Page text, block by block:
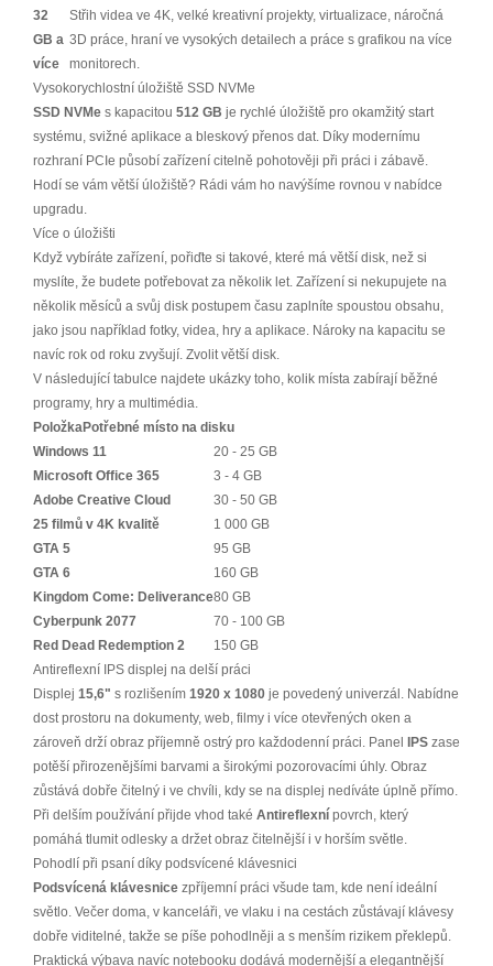
32
GB a
více
Střih videa ve 4K, velké kreativní projekty, virtualizace, náročná
3D práce, hraní ve vysokých detailech a práce s grafikou na více
monitorech.
Vysokorychlostní úložiště SSD NVMe
SSD NVMe s kapacitou 512 GB je rychlé úložiště pro okamžitý start
systému, svižné aplikace a bleskový přenos dat. Díky modernímu
rozhraní PCIe působí zařízení citelně pohotověji při práci i zábavě.
Hodí se vám větší úložiště? Rádi vám ho navýšíme rovnou v nabídce
upgradu.
Více o úložišti
Když vybíráte zařízení, pořiďte si takové, které má větší disk, než si
myslíte, že budete potřebovat za několik let. Zařízení si nekupujete na
několik měsíců a svůj disk postupem času zaplníte spoustou obsahu,
jako jsou například fotky, videa, hry a aplikace. Nároky na kapacitu se
navíc rok od roku zvyšují. Zvolit větší disk.
V následující tabulce najdete ukázky toho, kolik místa zabírají běžné
programy, hry a multimédia.
PoložkaPotřebné místo na disku
Windows 11
20 - 25 GB
Microsoft Office 365
3 - 4 GB
Adobe Creative Cloud
30 - 50 GB
25 filmů v 4K kvalitě
1 000 GB
GTA 5
95 GB
GTA 6
160 GB
Kingdom Come: Deliverance80 GB
Cyberpunk 2077
70 - 100 GB
Red Dead Redemption 2
150 GB
Antireflexní IPS displej na delší práci
Displej 15,6" s rozlišením 1920 x 1080 je povedený univerzál. Nabídne
dost prostoru na dokumenty, web, filmy i více otevřených oken a
zároveň drží obraz příjemně ostrý pro každodenní práci. Panel
IPS zase
potěší přirozenějšími barvami a širokými pozorovacími úhly. Obraz
zůstává dobře čitelný i ve chvíli, kdy se na displej nedíváte úplně přímo.
Při delším používání přijde vhod také Antireflexní povrch, který
pomáhá tlumit odlesky a držet obraz čitelnější i v horším světle.
Pohodlí při psaní díky podsvícené klávesnici
Podsvícená klávesnice zpříjemní práci všude tam, kde není ideální
světlo. Večer doma, v kanceláři, ve vlaku i na cestách zůstávají klávesy
dobře viditelné, takže se píše pohodlněji a s menším rizikem překlepů.
Praktická výbava navíc notebooku dodává modernější a elegantnější